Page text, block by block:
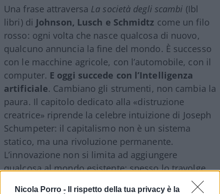
Nicola Porro -
Il rispetto della tua privacy è la
Una frase attraversa La società degli scambi (Ibl
libri) di Johnson, Lusch e Schmidtz come un filo
rosso: ogni volta che nasce qualcosa di nuovo,
qualcuno annuncia la fine del mondo. È successo
con le macchine agricole, con l’automobile, con il
computer. E oggi succede con l’Intelligenza
artificiale. Cambiano gli strumenti, non cambia la
paura. Il capitolo dedicato alla «distruzione
creatrice» riprende la celebre intuizione di Joseph
Schumpeter: il capitalismo non è un sistema
statico, ma una rivoluzione permanente.
L’innovazione non si limita ad aggiungere
qualcosa al mondo esistente; spesso lo travolge.